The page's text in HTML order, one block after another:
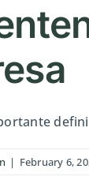
| February 6,